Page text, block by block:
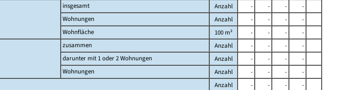
insgesamt Anzahl - - -
-
Wohnungen
Anzahl - - -
-
Wohnfläche
100 m² - - -
-
zusammen Anzahl - - -
-
darunter mit 1 oder 2 Wohnungen
Anzahl - - -
-
Wohnungen
Anzahl - - -
-
Anzahl - - -
-